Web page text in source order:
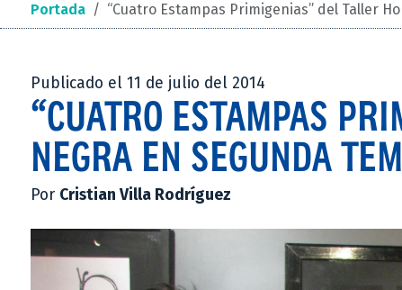
Portada / “Cuatro Estampas Primigenias” del Taller
Publicado el 11 de julio del 2014
“CUATRO ESTAMPAS
NEGRA EN SEGUNDA
Por Cristian Villa Rodríguez